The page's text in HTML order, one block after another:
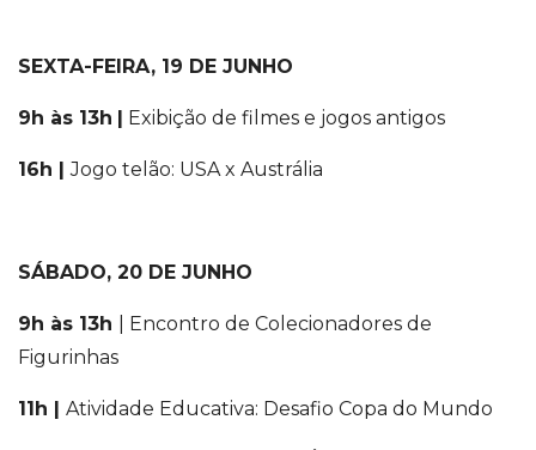
SEXTA-FEIRA, 19 DE JUNHO
9h às 13h Exibição de filmes e jogos antigos
16h Jogo telão: USA x Austrália
SÁBADO, 20 DE JUNHO
9h às 13h
| Encontro de Colecionadores de
Figurinhas
11h | Atividade Educativa: Desafio Copa do Mundo